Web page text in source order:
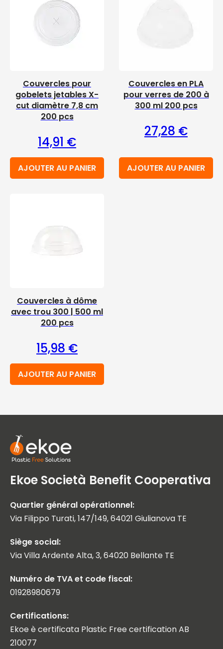
Couvercles pour
gobelets jetables X-
cut diamètre 7,8 cm
200 pcs
14,91 €
AJOUTER AU PANIER
Couvercles en PLA
pour verres de 200 à
300 ml 200 pcs
27,28 €
AJOUTER AU PANIER
Couvercles à dôme
avec trou 300 | 500 ml
200 pcs
15,98 €
AJOUTER AU PANIER
Ekoe Società Benefit Cooperativa
Quartier général opérationnel:
Via Filippo Turati, 147/149, 64021 Giulianova TE
Siège social:
Via Villa Ardente Alta, 3, 64020 Bellante TE
Numéro de TVA et code fiscal:
01928980679
Certifications:
Ekoe è certificata Plastic Free certification AB
210077